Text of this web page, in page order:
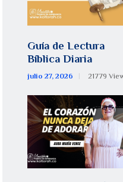
Guía de Lectura
Bíblica Diaria
julio 27, 2026 21779